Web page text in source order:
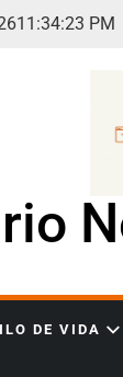
11 :34:24 PM
DE VIDA